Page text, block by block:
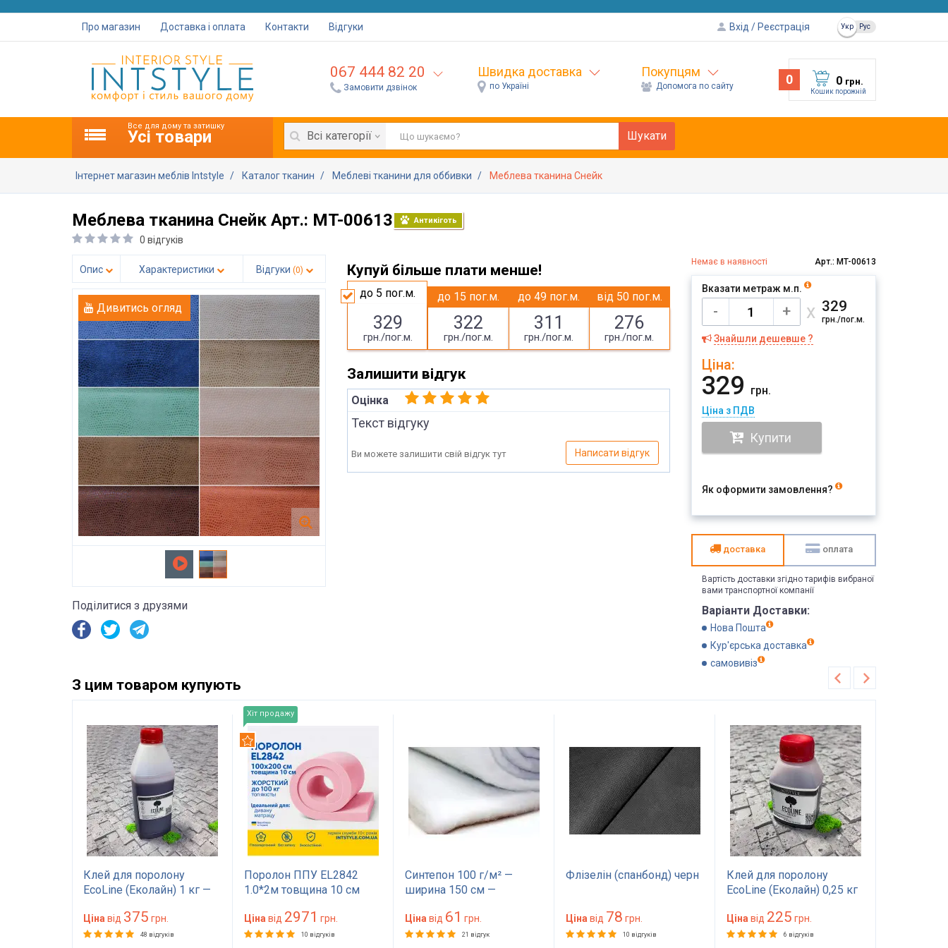
Про магазин Доставка і оплата Контакти Відгуки Вхід Реєстрація Укр Рус
067 444 82 20
Замовити дзвінок
Швидка доставка
по Україні
Покупцям
Допомога по сайту 0 0 грн.
Кошик порожній
Все для дому та затишку
Усі товари Всі категорії Шукати
Інтернет магазин меблів Intstyle Каталог тканин Меблеві тканини для оббивки Меблева тканина Снейк
Меблева тканина Снейк Арт.: MT-00613 Антикіготь
0 відгуків
Опис Характеристики Відгуки (0)
Дивитись огляд
Поділитися з друзями
Купуй більше плати менше!
до 5 пог.м.
329
грн./пог.м.
до 15 пог.м.
322
грн./пог.м.
до 49 пог.м.
311
грн./пог.м.
від 50 пог.м.
276
грн./пог.м.
Залишити відгук
Оцінка
Текст відгуку
Ви можете залишити свій відгук тут Написати відгук
Немає в наявності Арт.: MT-00613
Вказати метраж м.п.
- + х 329
грн./пог.м.
Знайшли дешевше ?
Ціна:
329 грн.
Ціна з ПДВ
Купити
Як оформити замовлення?
доставка оплата
Вартість доставки згідно тарифів вибраної
вами транспортної компанії
Варіанти Доставки:
Нова Пошта
Кур'єрська доставка
самовивіз
З цим товаром купують
Клей для поролону
EcoLine (Еколайн) 1 кг —
червоного кольору
Ціна від 375 грн.
48 відгуків
Хіт продажу
Поролон ППУ EL2842
1.0*2м товщина 10 см
(1000х2000) жорсткий
для матрасу, топера,
Ціна від 2971 грн.
10 відгуків
Синтепон 100 г/м² —
ширина 150 см —
утеплення
Ціна від 61 грн.
21 відгук
Флізелін (спанбонд) черн
Ціна від 78 грн.
10 відгуків
Клей для поролону
EcoLine (Еколайн) 0,25 кг
червоного кольору
Ціна від 225 грн.
6 відгуків